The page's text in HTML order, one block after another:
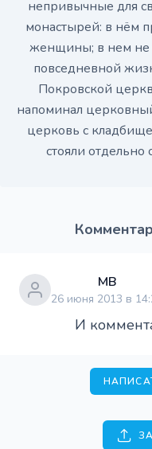
непривычные для
монастырей: в нём
женщины; в нем не
повседневной
Покровской
напоминал
церковь с
стояли отдельно
МВ
26 июня 2013 в
И